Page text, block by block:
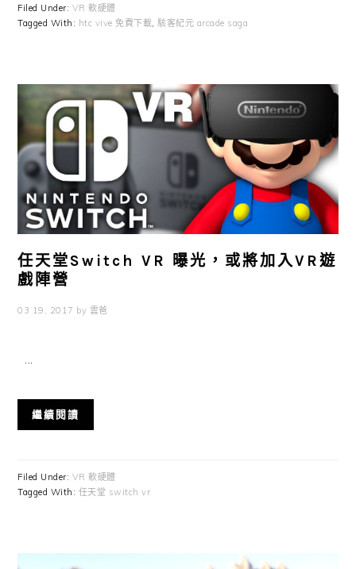
Filed Under: VR 軟硬體
Tagged With: htc vive 免費下載 駭客紀元 arcade saga
任天堂Switch VR 曝光，或將加入VR遊
戲陣營
03 19, 2017 by 雲爸
...
繼續閱讀
Filed Under: VR 軟硬體
Tagged With: 任天堂 switch vr